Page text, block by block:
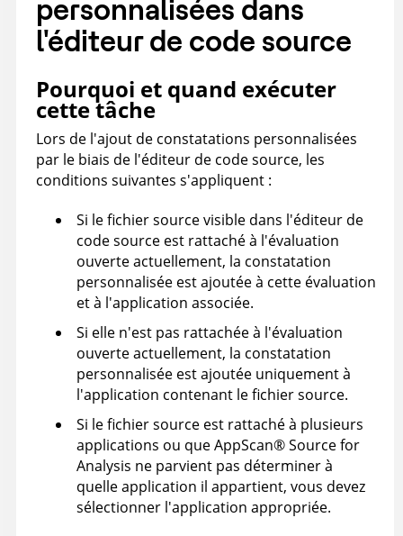
personnalisées dans
l'éditeur de code source
Pourquoi et quand exécuter
cette tâche
Lors de l'ajout de constatations personnalisées
par le biais de l'éditeur de code source, les
conditions suivantes s'appliquent :
Si le fichier source visible dans l'éditeur de
code source est rattaché à l'évaluation
ouverte actuellement, la constatation
personnalisée est ajoutée à cette évaluation
et à l'application associée.
Si elle n'est pas rattachée à l'évaluation
ouverte actuellement, la constatation
personnalisée est ajoutée uniquement à
l'application contenant le fichier source.
Si le fichier source est rattaché à plusieurs
applications ou queAppScan®Source for
Analysis ne parvient pas déterminer à
quelle application il appartient, vous devez
sélectionner l'application appropriée.